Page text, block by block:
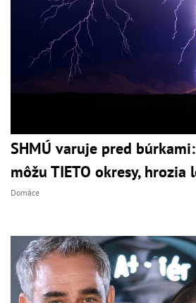
SHMÚ varuje pred
môžu TIETO okresy,
Domáce